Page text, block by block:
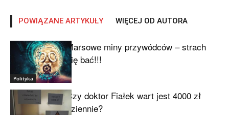
POWIĄZANE ARTYKUŁY WIĘCEJ OD AUTORA
Polityka
Marsowe miny przywódców – strach
się bać!!!
Czy doktor Fiałek wart jest 4000 zł
dziennie?